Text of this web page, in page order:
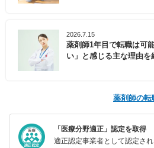
2026.7.15
薬剤師1年目で転職は可
い」と感じる主な理由を
薬剤師の転
「医療分野適正」認定を取得
適正認定事業者として認定され